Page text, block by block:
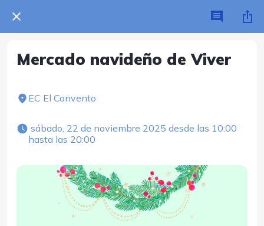
Mercado navideño de Viver
EC El Convento
hasta las 20:00